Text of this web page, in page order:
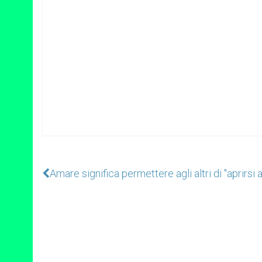
Amare significa permettere agli altri di "aprirsi